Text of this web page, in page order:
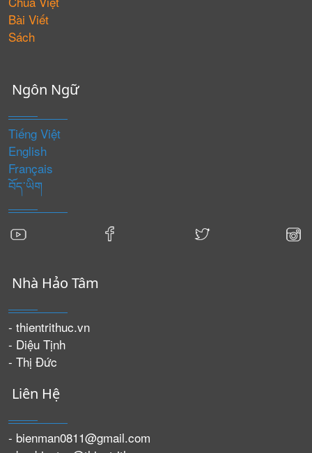
Bài Viết
Sách
Ngôn Ngữ
Tiếng Việt
English
Français
བོད་ཡིག
Nhà Hảo Tâm
- thientrithuc.vn
- Diệu Tịnh
- Thị Đức
Liên Hệ
- bienman0811@gmail.com